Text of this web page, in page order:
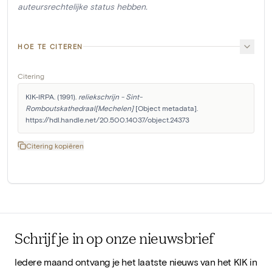
auteursrechtelijke status hebben.
HOE TE CITEREN
Citering
KIK-IRPA. (1991). reliekschrijn - Sint-
Romboutskathedraal[Mechelen] [Object metadata].
https://hdl.handle.net/20.500.14037/object.24373
Citering kopiëren
Schrijf je in op onze nieuwsbrief
Iedere maand ontvang je het laatste nieuws van het KIK in